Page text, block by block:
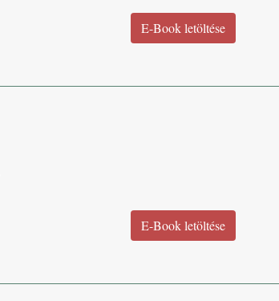
E-Book letöltése
E-Book letöltése